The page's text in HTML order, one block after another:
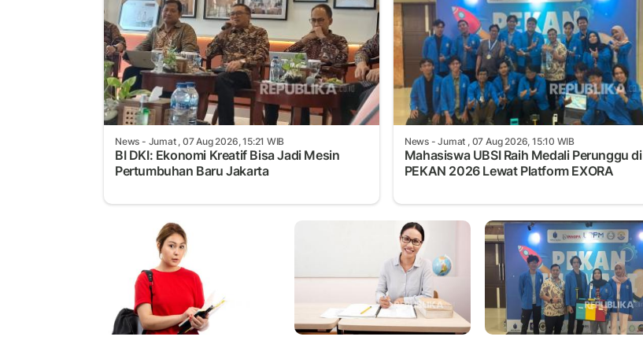
News - Jumat , 07 Aug 2026, 15:21 WIB
BI DKI: Ekonomi Kreatif Bisa Jadi Mesin
Pertumbuhan Baru Jakarta
News- Jumat , 07 Aug 2026, 15:10 WIB
Mahasiswa UBSI Raih Medali Perunggu di
PEKAN 2026 Lewat Platform EXORA